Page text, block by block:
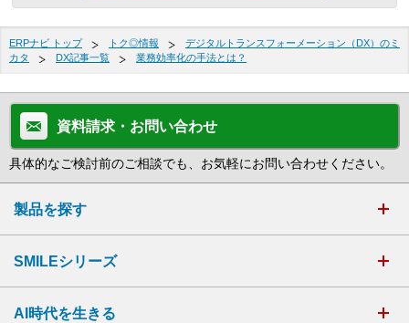
ERPナビ トップ トク◎情報
デジタルトランスフォーメーション（DX）のミ
カタ
DX記事一覧 業務効率化の手法とは？
資料請求・お問い合わせ
具体的なご検討前のご相談でも、お気軽にお問い合わせください。
製品を探す
SMILEシリーズ
AI時代を生きる